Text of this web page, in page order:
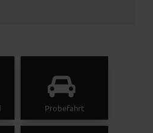
Probefahrt